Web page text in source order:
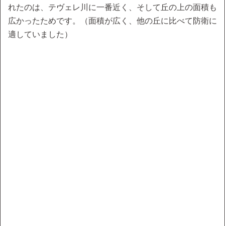
れたのは、テヴェレ川に一番近く、そして丘の上の面積も
広かったためです。（面積が広く、他の丘に比べて防衛に
適していました）